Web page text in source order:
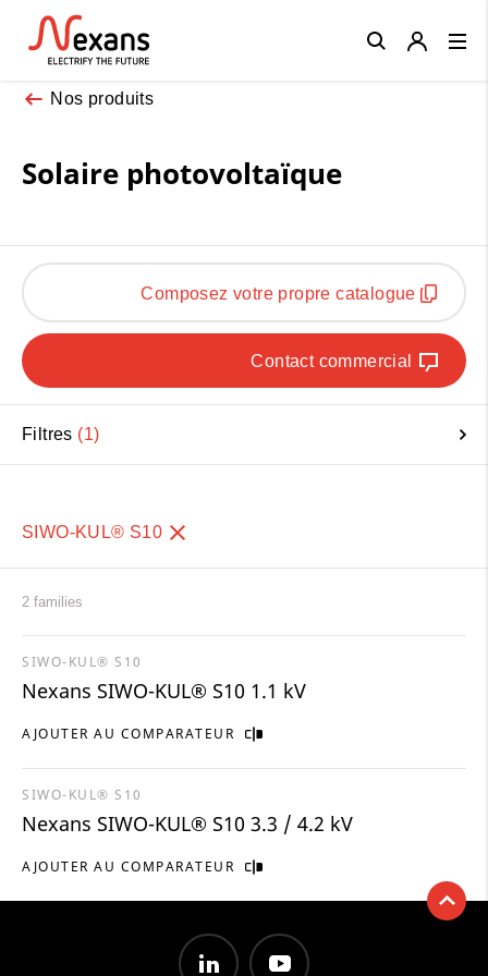
Nos produits
Solaire photovoltaïque
Composez votre propre catalogue
Contact commercial
Filtres 1
SIWO-KUL® S10
2 families
AJOUTER AU COMPARATEUR
SIWO-KUL® S10
Nexans SIWO-KUL® S10 1.1 kV
AJOUTER AU COMPARATEUR
SIWO-KUL® S10
Nexans SIWO-KUL® S10 3.3 / 4.2 kV
Close